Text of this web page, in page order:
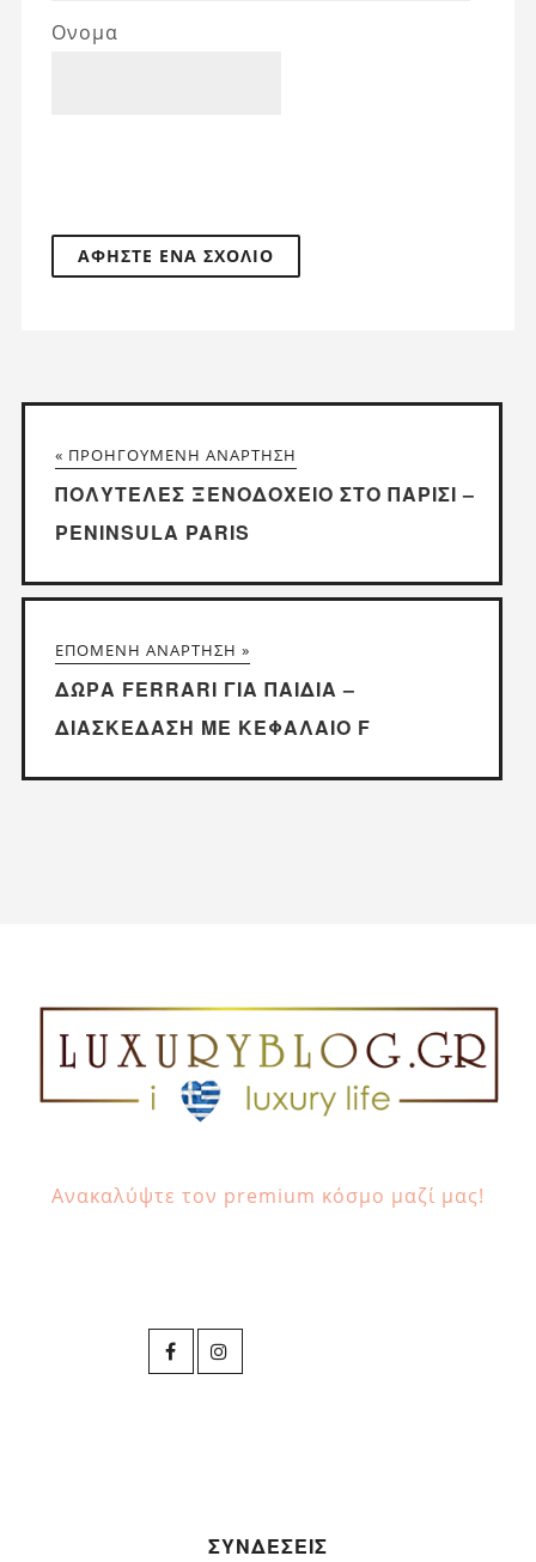
Ονομα
« ΠΡΟΗΓΟΎΜΕΝΗ ΑΝΆΡΤΗΣΗ
ΠΟΛΥΤΕΛΈΣ ΞΕΝΟΔΟΧΕΊΟ ΣΤΟ ΠΑΡΊΣΙ –
PENINSULA PARIS
ΕΠΌΜΕΝΗ ΑΝΆΡΤΗΣΗ »
ΔΏΡΑ FERRARI ΓΙΑ ΠΑΙΔΙΆ –
ΔΙΑΣΚΈΔΑΣΗ ΜΕ ΚΕΦΑΛΑΊΟ F
Ανακαλύψτε τον premium κόσμο μαζί μας!
ΣΥΝΔΕΣΕΙΣ